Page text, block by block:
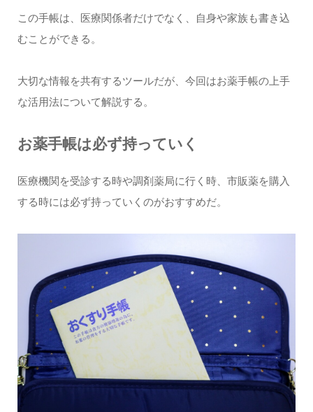
この手帳は、医療関係者だけでなく、自身や家族も書き込
むことができる。
大切な情報を共有するツールだが、今回はお薬手帳の上手
な活用法について解説する。
お薬手帳は必ず持っていく
医療機関を受診する時や調剤薬局に行く時、市販薬を購入
する時には必ず持っていくのがおすすめだ。